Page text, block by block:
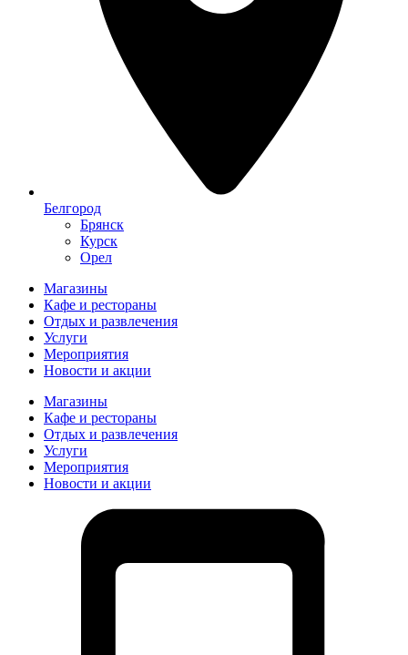
Белгород
Брянск
Курск
Орел
Магазины
Кафе и рестораны
Отдых и развлечения
Услуги
Мероприятия
Новости и акции
Магазины
Кафе и рестораны
Отдых и развлечения
Услуги
Мероприятия
Новости и акции